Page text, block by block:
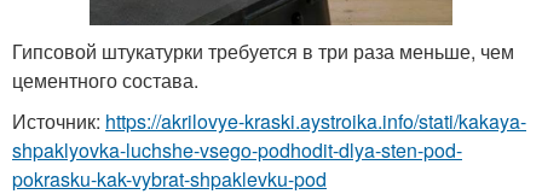
Гипсовой штукатурки требуется в три раза меньше, чем
цементного состава.
Источник: https://akrilovye-kraski.aystroika.info/stati/kakaya-
shpaklyovka-luchshe-vsego-podhodit-dlya-sten-pod-
pokrasku-kak-vybrat-shpaklevku-pod